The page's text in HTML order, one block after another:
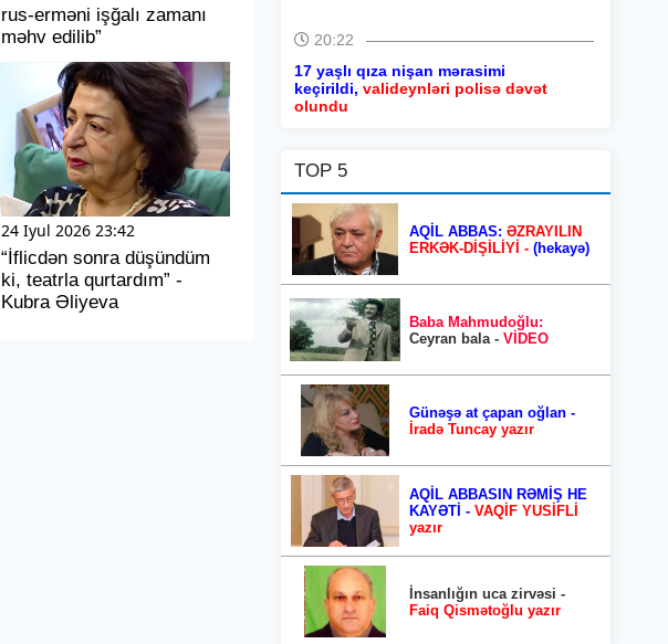
rus-erməni işğalı zamanı
məhv edilib”
24 Iyul 2026 23:42
“İflicdən sonra düşündüm
ki, teatrla qurtardım” -
Kubra Əliyeva
20:22
17 yaşlı qıza nişan mərasimi
keçirildi, valideynləri polisə dəvət
olundu
TOP 5
AQİL ABBAS: ƏZRAYILIN
ERKƏK-DİŞİLİYİ - (hekayə)
Baba Mahmudoğlu:
Ceyran bala - VİDEO
Günəşə at çapan oğlan -
İradə Tuncay yazır
AQİL ABBASIN RƏMİŞ HE
KAYƏTİ - VAQİF YUSİFLİ
yazır
İnsanlığın uca zirvəsi -
Faiq Qismətoğlu yazır